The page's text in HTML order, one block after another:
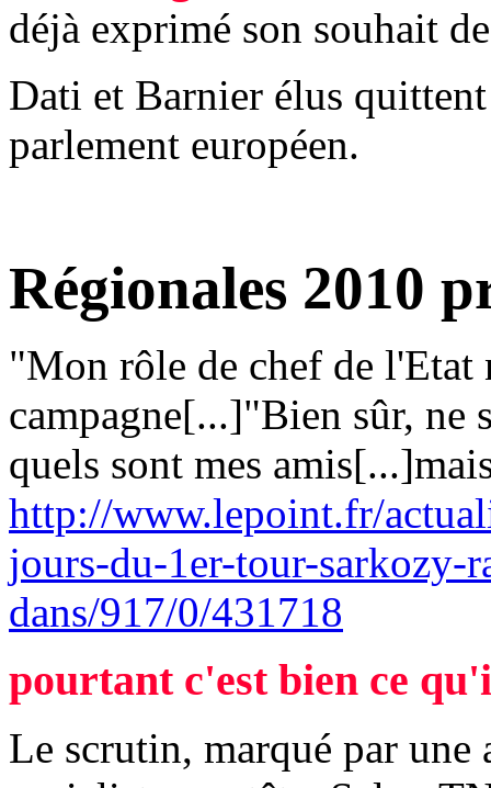
déjà exprimé son souhait
Dati et Barnier élus
parlement européen.
Régionales 2010
"Mon rôle de chef de l'Etat
campagne[...]"Bien sûr, ne
quels sont mes
http://www.lepoint.fr/
jours-du-1er-tour-sarkozy-
dans/917/0/431718
pourtant c'est bien ce
Le scrutin, marqué par une